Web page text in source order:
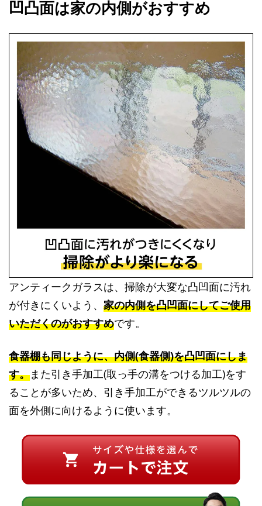
凹凸面は家の内側がおすすめ
アンティークガラスは、掃除が大変な凸凹面に汚れ
が付きにくいよう、 家の内側を凸凹面にしてご使用
いただくのがおすすめです。
食器棚も同じように、内側(食器側)を凸凹面にしま
す。また引き手加工(取っ手の溝をつける加工)をす
ることが多いため、引き手加工ができるツルツルの
面を外側に向けるように使います。